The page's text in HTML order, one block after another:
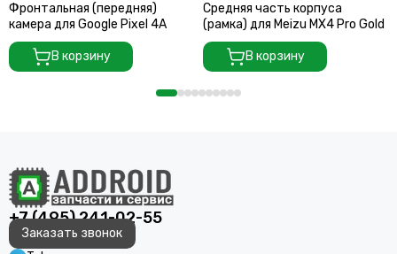
Фронтальная (передняя)
камера для Google Pixel 4A
В корзину
Средняя часть корпуса
(рамка) для Meizu MX4 Pro Gold
В корзину
+7 (495) 241-02-55
Заказать звонок